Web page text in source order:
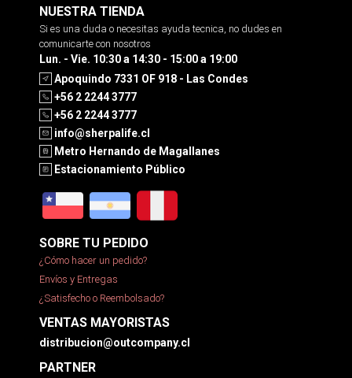
NUESTRA TIENDA
Si es una duda o necesitas ayuda tecnica, no dudes en
comunicarte con nosotros
Lun. - Vie. 10:30 a 14:30 - 15:00 a 19:00
Apoquindo 7331 OF 918 - Las Condes
+56 2 2244 3777
+56 2 2244 3777
info@sherpalife.cl
Metro Hernando de Magallanes
Estacionamiento Público
SOBRE TU PEDIDO
¿Cómo hacer un pedido?
Envíos y Entregas
¿Satisfecho o Reembolsado?
VENTAS MAYORISTAS
distribucion@outcompany.cl
PARTNER